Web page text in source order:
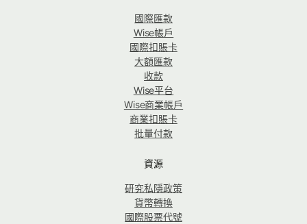
國際匯款
Wise帳戶
國際扣賬卡
大額匯款
收款
Wise平台
Wise商業帳戶
商業扣賬卡
批量付款
資源
研究私隱政策
貨幣轉換
國際股票代號